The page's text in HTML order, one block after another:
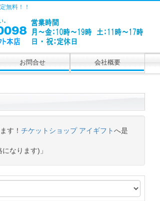
無料！！
お問合せ 会社概要
す！ チケットショップ アイギフトへ是
なります)」